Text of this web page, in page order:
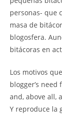
personas- que
masa de
blogosfera.
bitácoras en
Los motivos
blogger’s
and, above all,
Y reproduce la